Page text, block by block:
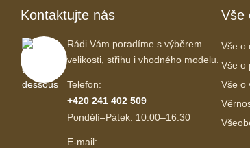
Kontaktujte nás
Rádi Vám poradíme s výběrem
velikosti, střihu i vhodného modelu.
Telefon:
+420 241 402 509
Pondělí–Pátek: 10:00–16:30
E-mail:
Vše
Vše o
Vše o
Vše o